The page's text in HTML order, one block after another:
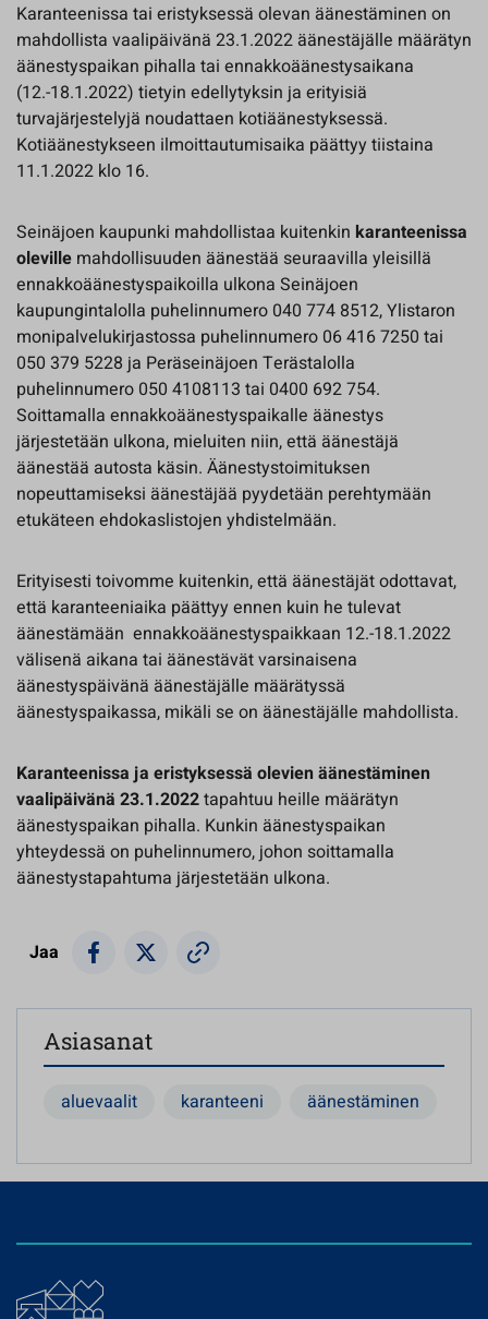
Karanteenissa tai eristyksessä olevan äänestäminen on
mahdollista vaalipäivänä 23.1.2022 äänestäjälle määrätyn
äänestyspaikan pihalla tai ennakkoäänestysaikana
(12.-18.1.2022) tietyin edellytyksin ja erityisiä
turvajärjestelyjä noudattaen kotiäänestyksessä.
Kotiäänestykseen ilmoittautumisaika päättyy tiistaina
11.1.2022 klo 16.
Seinäjoen kaupunki mahdollistaa kuitenkin karanteenissa
oleville mahdollisuuden äänestää seuraavilla yleisillä
ennakkoäänestyspaikoilla ulkona Seinäjoen
kaupungintalolla puhelinnumero 040 774 8512, Ylistaron
monipalvelukirjastossa puhelinnumero 06 416 7250 tai
050 379 5228 ja Peräseinäjoen Terästalolla
puhelinnumero 050 4108113 tai 0400 692 754.
Soittamalla ennakkoäänestyspaikalle äänestys
järjestetään ulkona, mieluiten niin, että äänestäjä
äänestää autosta käsin. Äänestystoimituksen
nopeuttamiseksi äänestäjää pyydetään perehtymään
etukäteen ehdokaslistojen yhdistelmään.
Erityisesti toivomme kuitenkin, että äänestäjät odottavat,
että karanteeniaika päättyy ennen kuin he tulevat
äänestämään ennakkoäänestyspaikkaan 12.-18.1.2022
välisenä aikana tai äänestävät varsinaisena
äänestyspäivänä äänestäjälle määrätyssä
äänestyspaikassa, mikäli se on äänestäjälle mahdollista.
Karanteenissa ja eristyksessä olevien äänestäminen
vaalipäivänä 23.1.2022tapahtuu heille määrätyn
äänestyspaikan pihalla. Kunkin äänestyspaikan
yhteydessä on puhelinnumero, johon soittamalla
äänestystapahtuma järjestetään ulkona.
Jaa
Asiasanat
aluevaalit karanteeni äänestäminen